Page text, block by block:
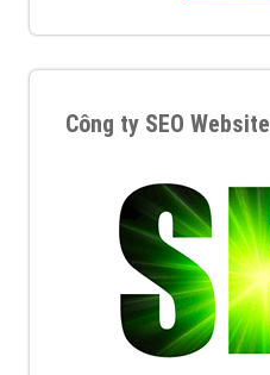
Công ty SEO Website